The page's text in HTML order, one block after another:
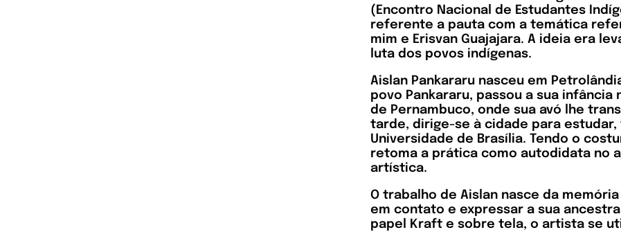
(Encontro Nacional de Estudantes
referente a pauta com a temática
mim e Erisvan Guajajara. A ideia era
luta dos povos indígenas.
Aislan Pankararu nasceu em
povo Pankararu, passou a sua
de Pernambuco, onde sua avó lhe
tarde, dirige-se à cidade para
Universidade de Brasília. Tendo o
retoma a prática como autodidata no
artística.
O trabalho de Aislan nasce da
em contato e expressar a sua
papel Kraft e sobre tela, o artista se